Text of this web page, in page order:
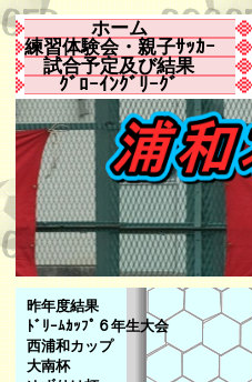
ホーム
練習体験会・親子ｻｯｶｰ
試合予定及び結果
ｸﾞﾛｰｲﾝｸﾞﾘｰｸﾞ
昨年度結果
ﾄﾞﾘｰﾑｶｯﾌﾟ６年生大会
西浦和カップ
大南杯